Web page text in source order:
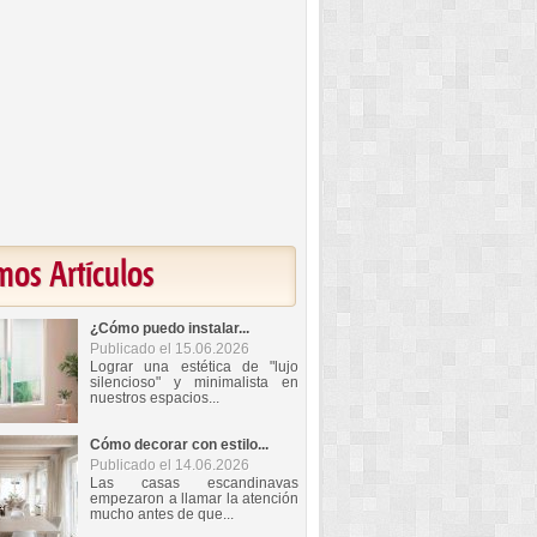
Artículos
¿Cómo puedo instalar...
Publicado el 15.06.2026
Lograr una estética de "lujo
silencioso" y minimalista en
nuestros espacios...
Cómo decorar con estilo...
Publicado el 14.06.2026
Las casas escandinavas
empezaron a llamar la atención
mucho antes de que...